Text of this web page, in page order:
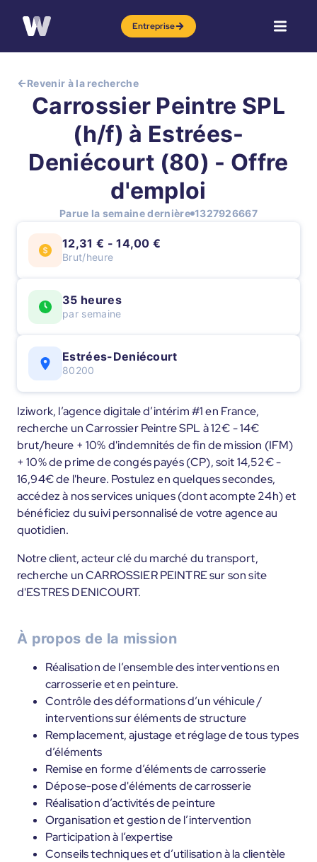
Entreprise
Revenir à la recherche
Carrossier Peintre SPL
(h/f) à Estrées-
Deniécourt (80) - Offre
d'emploi
Parue la semaine dernière 1327926667
12,31 € - 14,00 €
Brut/heure
35 heures
par semaine
Estrées-Deniécourt
80200
Iziwork, l’agence digitale d’intérim #1 en France,
recherche un Carrossier Peintre SPL à 12€ - 14€
brut/heure + 10% d'indemnités de fin de mission (IFM)
+ 10% de prime de congés payés (CP), soit 14,52€ -
16,94€ de l'heure. Postulez en quelques secondes,
accédez à nos services uniques (dont acompte 24h) et
bénéficiez du suivi personnalisé de votre agence au
quotidien.
Notre client, acteur clé du marché du transport,
recherche un CARROSSIER PEINTRE sur son site
d'ESTRES DENICOURT.
À propos de la mission
Réalisation de l’ensemble des interventions en
carrosserie et en peinture.
Contrôle des déformations d’un véhicule /
interventions sur éléments de structure
Remplacement, ajustage et réglage de tous types
d’éléments
Remise en forme d’éléments de carrosserie
Dépose-pose d'éléments de carrosserie
Réalisation d’activités de peinture
Organisation et gestion de l’intervention
Participation à l’expertise
Conseils techniques et d’utilisation à la clientèle